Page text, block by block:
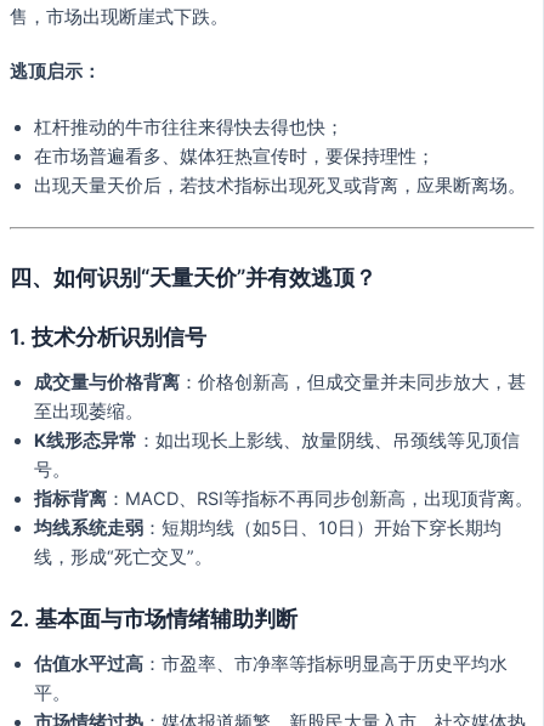
售，市场出现断崖式下跌。
逃顶启示：
杠杆推动的牛市往往来得快去得也快；
在市场普遍看多、媒体狂热宣传时，要保持理性；
出现天量天价后，若技术指标出现死叉或背离，应果断离场。
四、如何识别“天量天价”并有效逃顶？
1.技术分析识别信号
成交量与价格背离 ：价格创新高，但成交量并未同步放大，甚
至出现萎缩。
K线形态异常 ：如出现长上影线、放量阴线、吊颈线等见顶信
号。
指标背离 ：MACD、RSI等指标不再同步创新高，出现顶背离。
均线系统走弱 ：短期均线（如5日、10日）开始下穿长期均
线，形成“死亡交叉”。
2. 基本面与市场情绪辅助判断
估值水平过高 ：市盈率、市净率等指标明显高于历史平均水
平。